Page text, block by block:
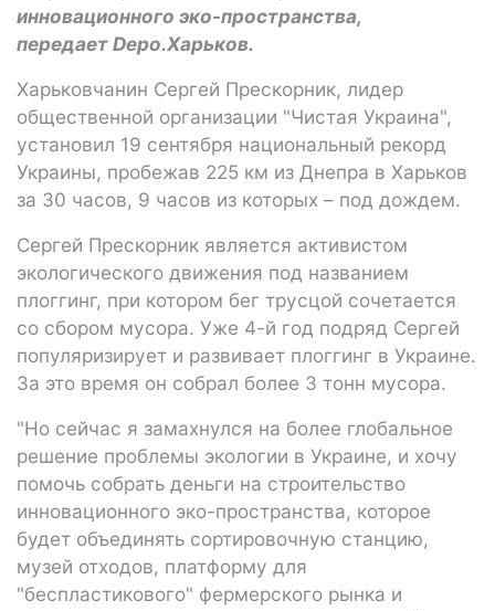
инновационного эко-пространства,
передает Depo.Харьков.
Харьковчанин Сергей Прескорник, лидер
общественной организации "Чистая Украина",
установил 19 сентября национальный рекорд
Украины, пробежав 225 км из Днепра в Харьков
за 30 часов, 9 часов из которых – под дождем.
Сергей Прескорник является активистом
экологического движения под названием
плоггинг, при котором бег трусцой сочетается
со сбором мусора. Уже 4-й год подряд Сергей
популяризирует и развивает плоггинг в Украине.
За это время он собрал более 3 тонн мусора.
"Но сейчас я замахнулся на более глобальное
решение проблемы экологии в Украине, и хочу
помочь собрать деньги на строительство
инновационного эко-пространства, которое
будет объединять сортировочную станцию,
музей отходов, платформу для
"беспластикового" фермерского рынка и